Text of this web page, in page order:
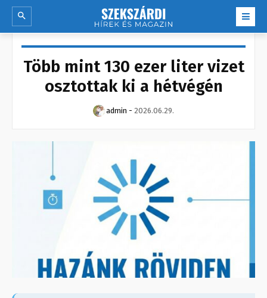
Több mint 130 ezer liter vizet
osztottak ki a hétvégén
admin - 2026.06.29.